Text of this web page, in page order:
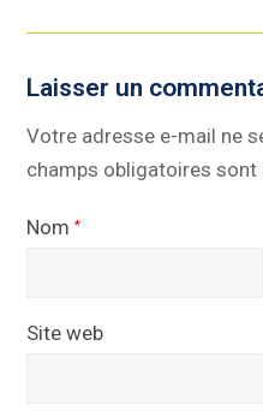
Laisser un
Votre adresse e-mail ne
champs obligatoires
Nom*
Site web